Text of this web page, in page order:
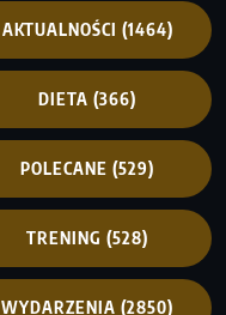
AKTUALNOŚCI (1464)
DIETA (366)
POLECANE (529)
TRENING (528)
WYDARZENIA (2850)